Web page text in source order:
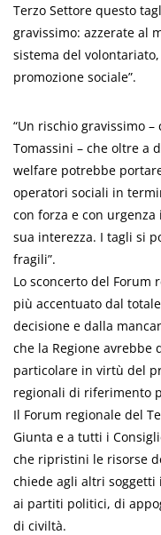
Terzo Settore questo
gravissimo: azzerate al
sistema del
promozione sociale”.
“Un rischio gravissimo
Tomassini – che oltre a
welfare potrebbe
operatori sociali in
con forza e con
sua interezza. I tagli si
fragili”.
Lo sconcerto del Forum
più accentuato dal
decisione e dalla
che la Regione avrebbe
particolare in virtù del
regionali di riferimento
Il Forum regionale del
Giunta e a tutti i
che ripristini le risorse
chiede agli altri
ai partiti politici, di
di civiltà.